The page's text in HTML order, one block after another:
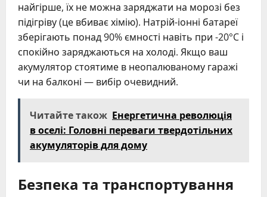
найгірше, їх не можна заряджати на морозі без
підігріву (це вбиває хімію). Натрій-іонні батареї
зберігають понад 90% ємності навіть при -20°C і
спокійно заряджаються на холоді. Якщо ваш
акумулятор стоятиме в неопалюваному гаражі
чи на балконі — вибір очевидний.
Читайте також Енергетична революція
в оселі: Головні переваги твердотільних
акумуляторів для дому
Безпека та транспортування